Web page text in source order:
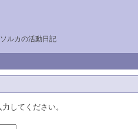
ルカの活動日記
してください。